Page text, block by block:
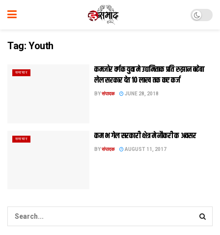
Tag: Youth
समाचार
कमजोर वर्गक युवा मे उद्यमिताक प्रति रुझान बढेबा
लेल सरकार देत 10 लाख तक कए कर्ज
BYसंपादक JUNE 28, 2018
समाचार कम भ गेल सरकारी क्षेत्र मे नौकरी क अवसर
BYसंपादक AUGUST 11, 2017